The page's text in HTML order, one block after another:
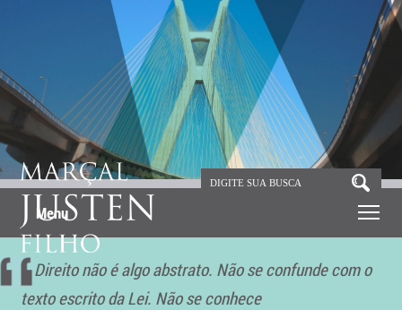
Menu
O Direito não é algo abstrato. Não se confunde com o
texto escrito da Lei. Não se conhece